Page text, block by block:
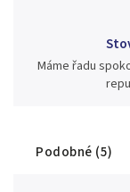
Máme řadu
Podobné (5)